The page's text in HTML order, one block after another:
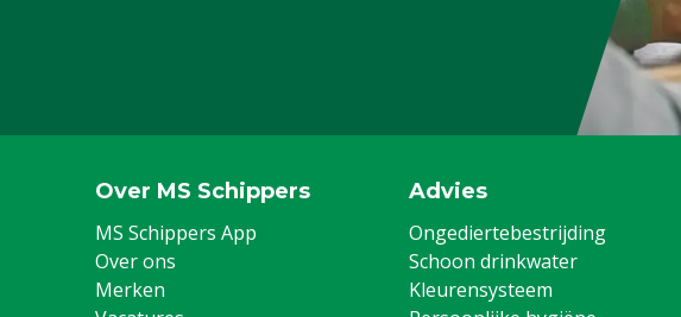
Over MS Schippers
MS Schippers App
Over ons
Merken
Advies
Ongediertebestrijding
Schoon drinkwater
Kleurensysteem